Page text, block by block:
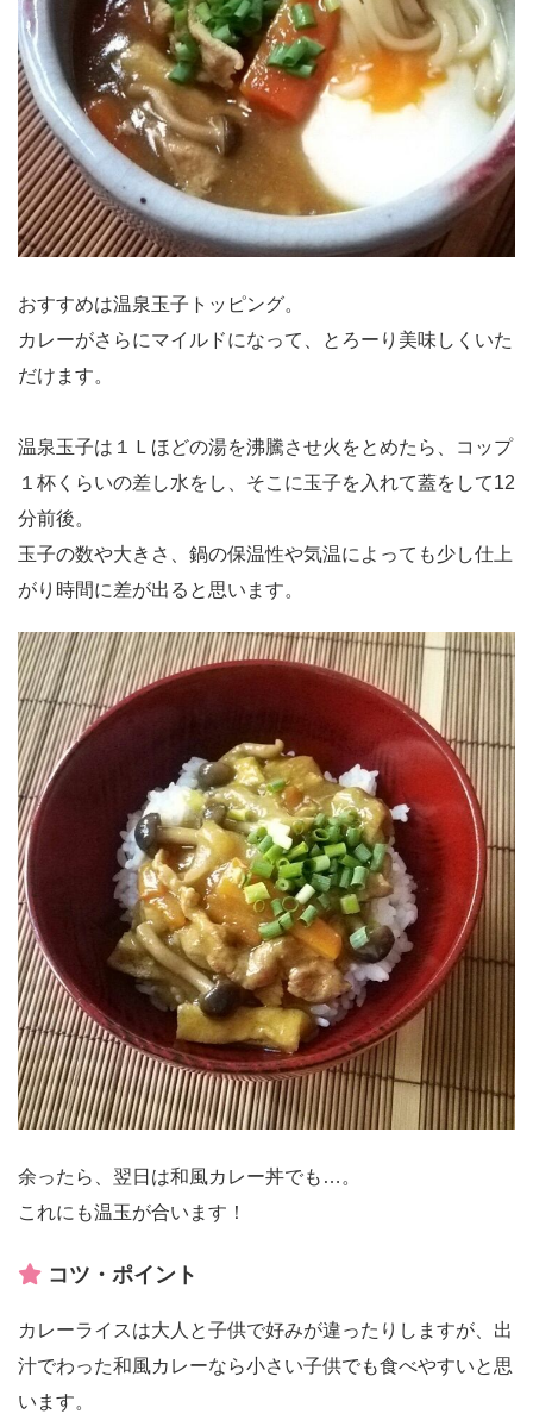
おすすめは温泉玉子トッピング。
カレーがさらにマイルドになって、とろーり美味しくいた
だけます。
温泉玉子は１Ｌほどの湯を沸騰させ火をとめたら、コップ
１杯くらいの差し水をし、そこに玉子を入れて蓋をして12
分前後。
玉子の数や大きさ、鍋の保温性や気温によっても少し仕上
がり時間に差が出ると思います。
余ったら、翌日は和風カレー丼でも…。
これにも温玉が合います！
コツ・ポイント
カレーライスは大人と子供で好みが違ったりしますが、出
汁でわった和風カレーなら小さい子供でも食べやすいと思
います。